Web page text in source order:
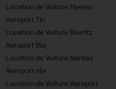
Location de Voiture Hyeres
Aeroport Tln
Location de Voiture Biarritz
Aeroport Biq
Location de Voiture Nantes
Aeroport nte
Location de Voiture Aeroport